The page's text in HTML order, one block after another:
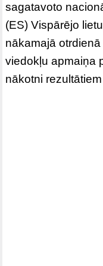
sagatavoto
(ES) Vispārējo
nākamajā
viedokļu apmaiņa
nākotni